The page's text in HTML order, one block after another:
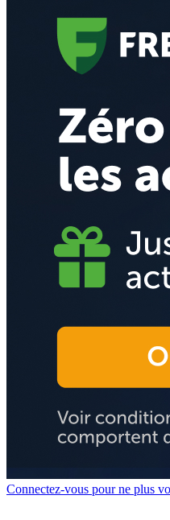
Connectez-vous pour ne plus